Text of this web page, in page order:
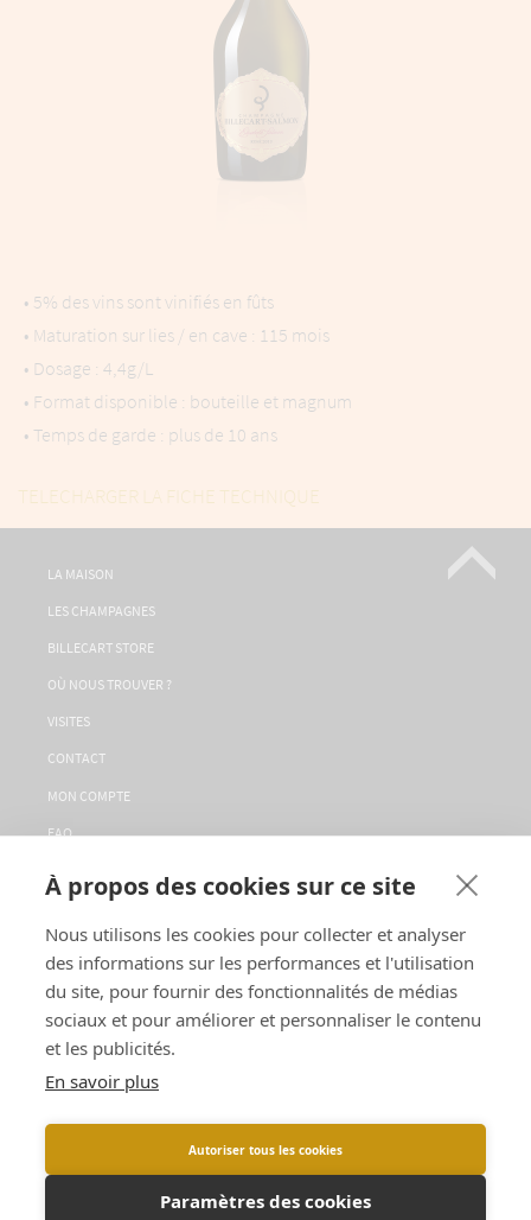
À propos des cookies sur ce site
Nous utilisons les cookies pour collecter et analyser
des informations sur les performances et l'utilisation
du site, pour fournir des fonctionnalités de médias
sociaux et pour améliorer et personnaliser le contenu
et les publicités.
En savoir plus
Autoriser tous les cookies
Paramètres des cookies
• 5% des vins sont vinifiés en fûts
• Maturation sur lies / en cave : 115 mois
• Dosage : 4,4g/L
• Format disponible : bouteille et magnum
• Temps de garde : plus de 10 ans
TELECHARGER LA FICHE TECHNIQUE
LA MAISON
LES CHAMPAGNES
BILLECART STORE
OÙ NOUS TROUVER ?
VISITES
CONTACT
MON COMPTE
FAQ
SERVICE CLIENT
CGV
LANGUES :
MODÉRATION. |Mentions légales|Politique de confidentialité